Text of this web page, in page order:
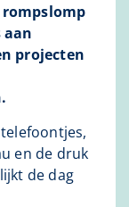
aan
projecten
en de druk
de dag